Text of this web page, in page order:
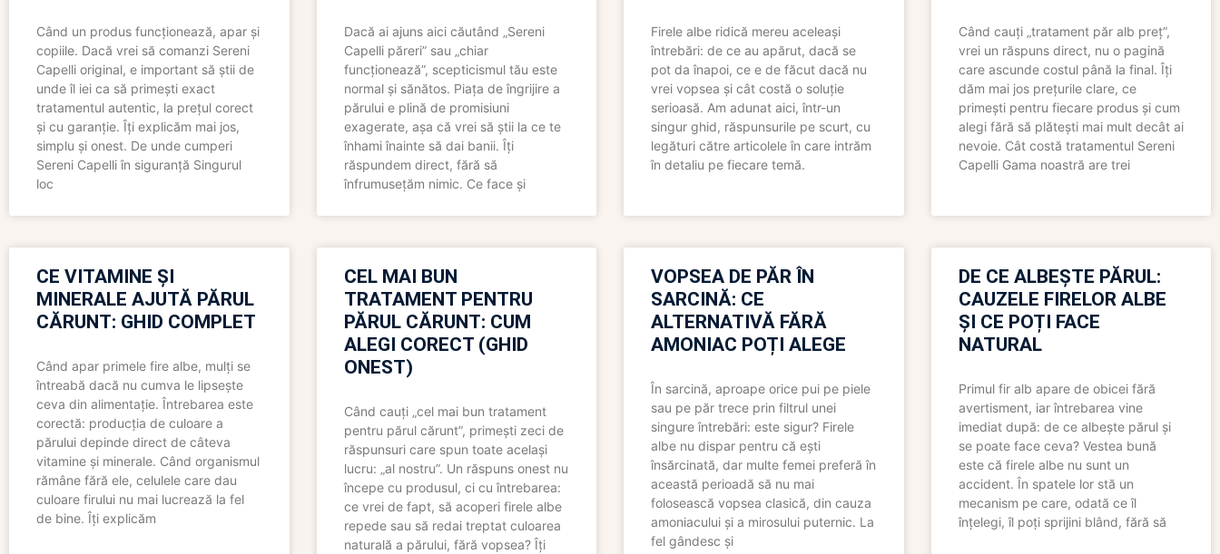
Când un produs funcționează, apar și
copiile. Dacă vrei să comanzi Sereni
Capelli original, e important să știi de
unde îl iei ca să primești exact
tratamentul autentic, la prețul corect
și cu garanție. Îți explicăm mai jos,
simplu și onest. De unde cumperi
Sereni Capelli în siguranță Singurul
loc
Dacă ai ajuns aici căutând „Sereni
Capelli păreri” sau „chiar
funcționează”, scepticismul tău este
normal și sănătos. Piața de îngrijire a
părului e plină de promisiuni
exagerate, așa că vrei să știi la ce te
înhami înainte să dai banii. Îți
răspundem direct, fără să
înfrumusețăm nimic. Ce face și
Firele albe ridică mereu aceleași
întrebări: de ce au apărut, dacă se
pot da înapoi, ce e de făcut dacă nu
vrei vopsea și cât costă o soluție
serioasă. Am adunat aici, într-un
singur ghid, răspunsurile pe scurt, cu
legături către articolele în care intrăm
în detaliu pe fiecare temă.
Când cauți „tratament păr alb preț”,
vrei un răspuns direct, nu o pagină
care ascunde costul până la final. Îți
dăm mai jos prețurile clare, ce
primești pentru fiecare produs și cum
alegi fără să plătești mai mult decât ai
nevoie. Cât costă tratamentul Sereni
Capelli Gama noastră are trei
CE VITAMINE ȘI
MINERALE AJUTĂ PĂRUL
CĂRUNT: GHID COMPLET
Când apar primele fire albe, mulți se
întreabă dacă nu cumva le lipsește
ceva din alimentație. Întrebarea este
corectă: producția de culoare a
părului depinde direct de câteva
vitamine și minerale. Când organismul
rămâne fără ele, celulele care dau
culoare firului nu mai lucrează la fel
de bine. Îți explicăm
CEL MAI BUN
TRATAMENT PENTRU
PĂRUL CĂRUNT: CUM
ALEGI CORECT (GHID
ONEST)
Când cauți „cel mai bun tratament
pentru părul cărunt”, primești zeci de
răspunsuri care spun toate același
lucru: „al nostru”. Un răspuns onest nu
începe cu produsul, ci cu întrebarea:
ce vrei de fapt, să acoperi firele albe
repede sau să redai treptat culoarea
naturală a părului, fără vopsea? Îți
VOPSEA DE PĂR ÎN
SARCINĂ: CE
ALTERNATIVĂ FĂRĂ
AMONIAC POȚI ALEGE
În sarcină, aproape orice pui pe piele
sau pe păr trece prin filtrul unei
singure întrebări: este sigur? Firele
albe nu dispar pentru că ești
însărcinată, dar multe femei preferă în
această perioadă să nu mai
folosească vopsea clasică, din cauza
amoniacului și a mirosului puternic. La
fel gândesc și
DE CE ALBEȘTE PĂRUL:
CAUZELE FIRELOR ALBE
ȘI CE POȚI FACE
NATURAL
Primul fir alb apare de obicei fără
avertisment, iar întrebarea vine
imediat după: de ce albește părul și
se poate face ceva? Vestea bună
este că firele albe nu sunt un
accident. În spatele lor stă un
mecanism pe care, odată ce îl
înțelegi, îl poți sprijini blând, fără să